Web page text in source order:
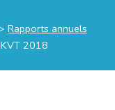
Rapports annuels
2018